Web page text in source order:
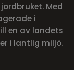
Med
i
en av landets
i lantlig miljö.